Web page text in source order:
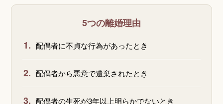
5つの離婚理由
1. 配偶者に不貞な行為があったとき
2. 配偶者から悪意で遺棄されたとき
3. 配偶者の生死が3年以上明らかでないとき